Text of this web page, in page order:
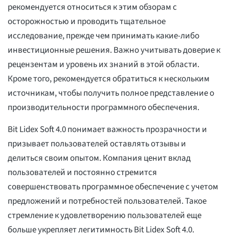
рекомендуется относиться к этим обзорам с
осторожностью и проводить тщательное
исследование, прежде чем принимать какие-либо
инвестиционные решения. Важно учитывать доверие к
рецензентам и уровень их знаний в этой области.
Кроме того, рекомендуется обратиться к нескольким
источникам, чтобы получить полное представление о
производительности программного обеспечения.
Bit Lidex Soft 4.0 понимает важность прозрачности и
призывает пользователей оставлять отзывы и
делиться своим опытом. Компания ценит вклад
пользователей и постоянно стремится
совершенствовать программное обеспечение с учетом
предложений и потребностей пользователей. Такое
стремление к удовлетворению пользователей еще
больше укрепляет легитимность Bit Lidex Soft 4.0.